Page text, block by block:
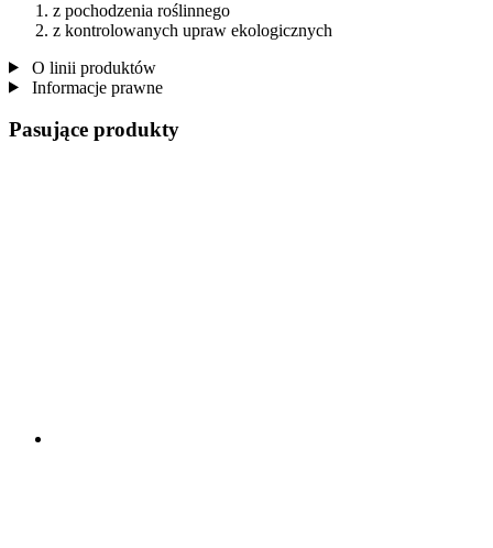
z pochodzenia roślinnego
z kontrolowanych upraw ekologicznych
O linii produktów
Informacje prawne
Pasujące produkty